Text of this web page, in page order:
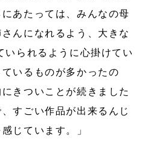
あたっては、みんなの母
んになれるよう、大きな
いられるように心掛けてい
いるものが多かったの
きついことが続きました
すごい作品が出来るんじ
じています。」